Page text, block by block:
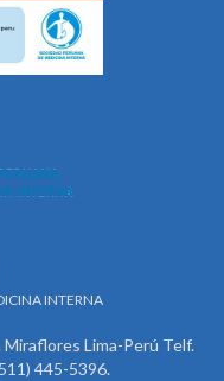
INTERNA
Miraflores Lima-Perú Telf.
445-5396.